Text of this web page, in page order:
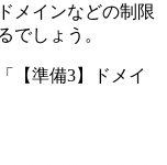
メインなどの制限
でしょう。
【準備3】ドメイ